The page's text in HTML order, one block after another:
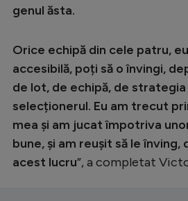
genul ăsta.
Orice echipă din cele patru,
accesibilă, poți să o învingi,
de lot, de echipă, de
selecționerul. Eu am trecut
mea și am jucat împotriva
bune, și am reușit să le înving,
acest lucru”, a completat